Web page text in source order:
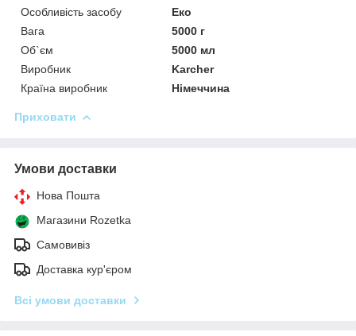
Особливість засобу
Еко
Вага
5000 г
Об`єм
5000 мл
Виробник
Karcher
Країна виробник
Німеччина
Приховати
Умови доставки
Нова Пошта
Магазини Rozetka
Самовивіз
Доставка кур'єром
Всі умови доставки